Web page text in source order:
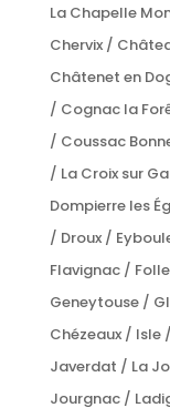
La Chapelle
Chervix /
Châtenet en
/ Cognac la
/ Coussac
/ La Croix sur
Dompierre les
/ Droux /
Flavignac /
Geneytouse /
Chézeaux /
Javerdat / La
Jourgnac /